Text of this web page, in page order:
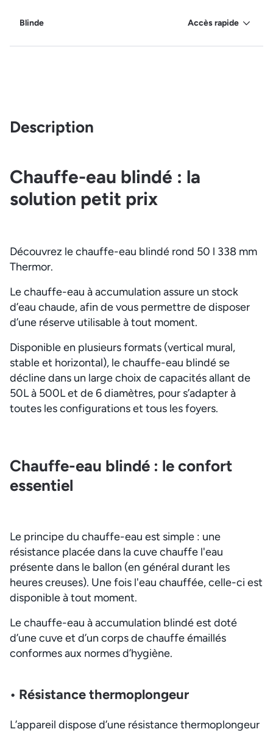
Blinde Accès rapide
Description
Chauffe-eau blindé : la
solution petit prix
Découvrez le chauffe-eau blindé rond 50 l 338 mm
Thermor.
Le chauffe-eau à accumulation assure un stock
d’eau chaude, afin de vous permettre de disposer
d’une réserve utilisable à tout moment.
Disponible en plusieurs formats (vertical mural,
stable et horizontal), le chauffe-eau blindé se
décline dans un large choix de capacités allant de
50L à 500L et de 6 diamètres, pour s’adapter à
toutes les configurations et tous les foyers.
Chauffe-eau blindé : le confort
essentiel
Le principe du chauffe-eau est simple : une
résistance placée dans la cuve chauffe l'eau
présente dans le ballon (en général durant les
heures creuses). Une fois l'eau chauffée, celle-ci est
disponible à tout moment.
Le chauffe-eau à accumulation blindé est doté
d’une cuve et d’un corps de chauffe émaillés
conformes aux normes d’hygiène.
• Résistance thermoplongeur
L’appareil dispose d’une résistance thermoplongeur